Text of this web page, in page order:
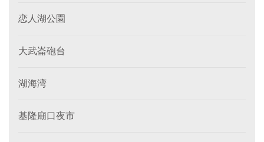
恋人湖公園
大武崙砲台
湖海湾
基隆廟口夜市